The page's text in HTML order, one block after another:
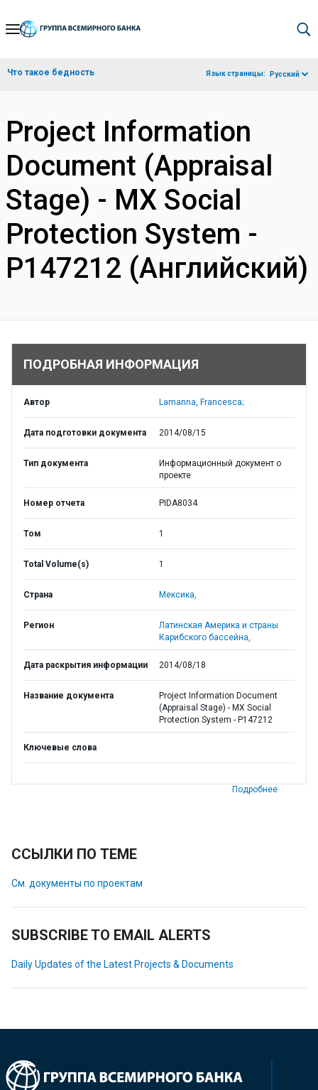
Skip
Navigation
Что такое бедность Язык страницы: Русский
Project Information
Document (Appraisal
Stage) - MX Social
Protection System -
P147212 (Английский)
ПОДРОБНАЯ ИНФОРМАЦИЯ
Автор Lamanna, Francesca;
Дата подготовки документа 2014/08/15
Тип документа
Информационный документ о
проекте
Номер отчета PIDA8034
Том 1
Total Volume(s) 1
Страна Мексика,
Регион
Латинская Америка и страны
Карибского бассейна,
Дата раскрытия информации 2014/08/18
Название документа
Project Information Document
(Appraisal Stage) - MX Social
Protection System - P147212
Ключевые слова
Подробнее
ССЫЛКИ ПО ТЕМЕ
См. документы по проектам
SUBSCRIBE TO EMAIL ALERTS
Daily Updates of the Latest Projects & Documents